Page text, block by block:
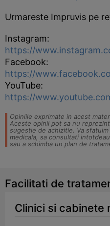
Urmareste Impruvis pe
Instagram:
https://
Facebook:
https://
YouTube:
https://
Opiniile exprimate in acest
Aceste opinii pot sa nu
sugestie de achizitie. Va
medicala, sa consultati
sau a schimba un plan de
Facilitati de
Clinici si cabinete